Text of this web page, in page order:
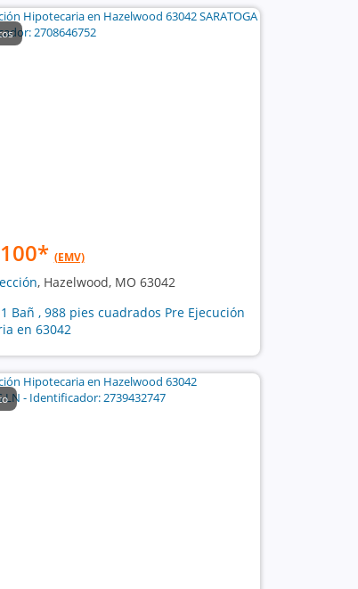
* (EMV)
, Hazelwood, MO 63042
Bañ , 988 pies cuadrados Pre Ejecución
en 63042